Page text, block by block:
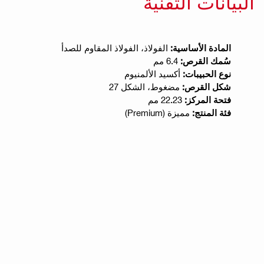
المادة الأساسية: الفولاذ، الفولاذ المقاوم للصدأ
سُمك القرص:
نوع الحبيبات: أكسيد الألمنيوم
شكل القرص: مضغوط، الشكل 27
فتحة المركز:
فئة المنتج: مميزة (Premium)